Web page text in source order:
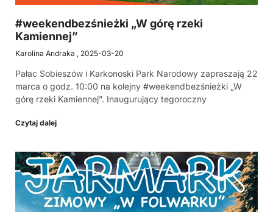
#weekendbezśnieżki „W górę rzeki
Kamiennej”
Karolina Andraka 2025-03-20
Pałac Sobieszów i Karkonoski Park Narodowy zapraszają 22
marca o godz. 10:00 na kolejny #weekendbezśnieżki „W
górę rzeki Kamiennej”. Inaugurujący tegoroczny
Czytaj dalej